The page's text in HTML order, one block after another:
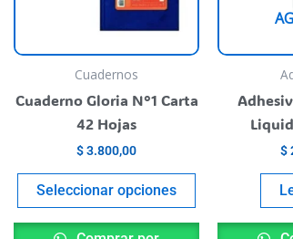
elegir
producto
Cuadernos
Cuaderno Gloria N°1 Carta
42 Hojas
$3.800,00
Seleccionar opciones
se
elegir
producto
$